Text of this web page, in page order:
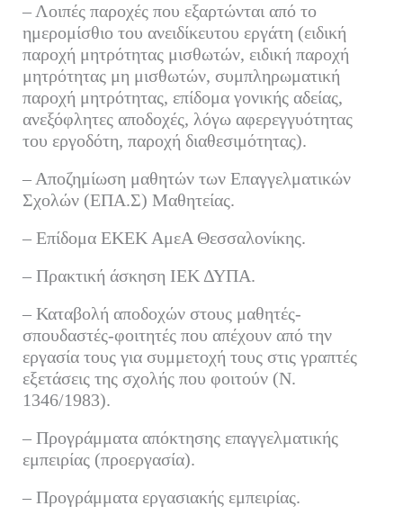
– Λοιπές παροχές που εξαρτώνται από το
ημερομίσθιο του ανειδίκευτου εργάτη (ειδική
παροχή μητρότητας μισθωτών, ειδική παροχή
μητρότητας μη μισθωτών, συμπληρωματική
παροχή μητρότητας, επίδομα γονικής αδείας,
ανεξόφλητες αποδοχές, λόγω αφερεγγυότητας
του εργοδότη, παροχή διαθεσιμότητας).
– Αποζημίωση μαθητών των Επαγγελματικών
Σχολών (ΕΠΑ.Σ) Μαθητείας.
– Επίδομα ΕΚΕΚ ΑμεΑ Θεσσαλονίκης.
– Πρακτική άσκηση ΙΕΚ ΔΥΠΑ.
– Καταβολή αποδοχών στους μαθητές-
σπουδαστές-φοιτητές που απέχουν από την
εργασία τους για συμμετοχή τους στις γραπτές
εξετάσεις της σχολής που φοιτούν (Ν.
1346/1983).
– Προγράμματα απόκτησης επαγγελματικής
εμπειρίας (προεργασία).
– Προγράμματα εργασιακής εμπειρίας.